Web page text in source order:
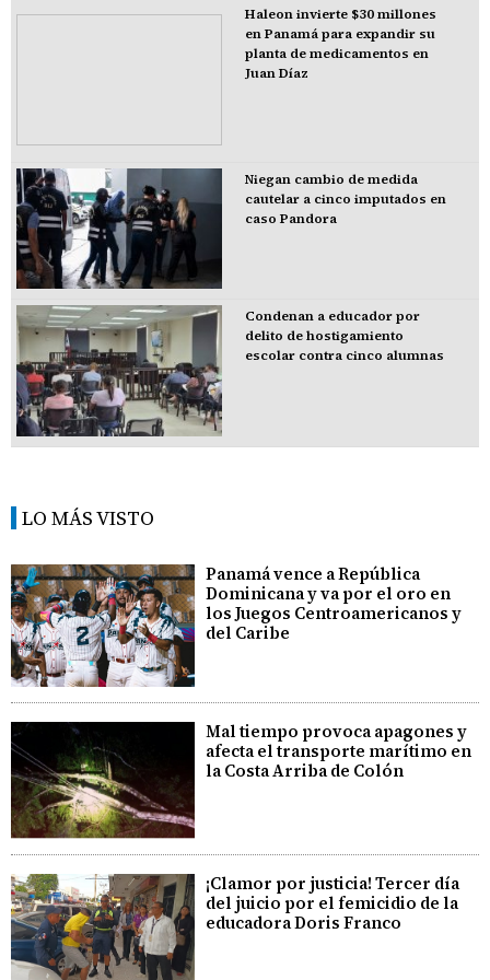
Haleon invierte $30 millones
en Panamá para expandir su
planta de medicamentos en
Juan Díaz
Niegan cambio de medida
cautelar a cinco imputados en
caso Pandora
Condenan a educador por
delito de hostigamiento
escolar contra cinco alumnas
LO MÁS VISTO
Panamá vence a República
Dominicana y va por el oro en
los Juegos Centroamericanos y
del Caribe
Mal tiempo provoca apagones y
afecta el transporte marítimo en
la Costa Arriba de Colón
¡Clamor por justicia! Tercer día
del juicio por el femicidio de la
educadora Doris Franco